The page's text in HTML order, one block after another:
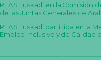
REAS Euskadi en la Comisión
de las Juntas Generales de
REAS Euskadi participa en la
Empleo Inclusivo y de Calidad